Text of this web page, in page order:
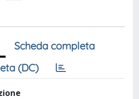
Scheda completa
(DC)